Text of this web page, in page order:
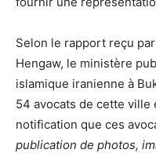
Selon le rapport reçu
Hengaw, le ministère
islamique iranienne à
54 avocats de cette ville
notification que ces
publication de photos,